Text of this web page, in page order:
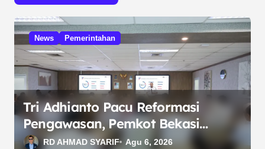
a
s
i
p
o
s
News Pemerintahan
Tri Adhianto Pacu Reformasi
Pengawasan, Pemkot Bekasi
Targetkan Skor MCSP KPK Naik
RD AHMAD SYARIF Agu 6, 2026